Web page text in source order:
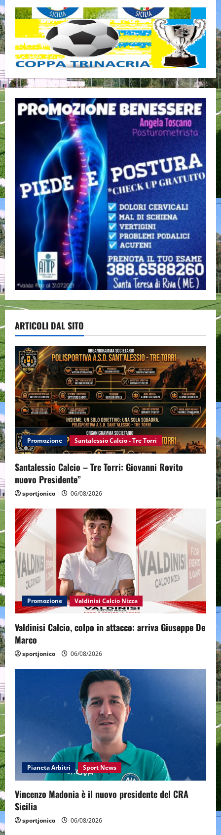
ARTICOLI DAL SITO
Promozione Santalessio Calcio - Tre Torri
Santalessio Calcio – Tre Torri: Giovanni Rovito
nuovo Presidente”
sportjonico 06/08/2026
Promozione Valdinisi Calcio Nizza
Valdinisi Calcio, colpo in attacco: arriva Giuseppe De
Marco
sportjonico 06/08/2026
Pianeta Arbitri Sport News
Vincenzo Madonia è il nuovo presidente del CRA
Sicilia
sportjonico 06/08/2026